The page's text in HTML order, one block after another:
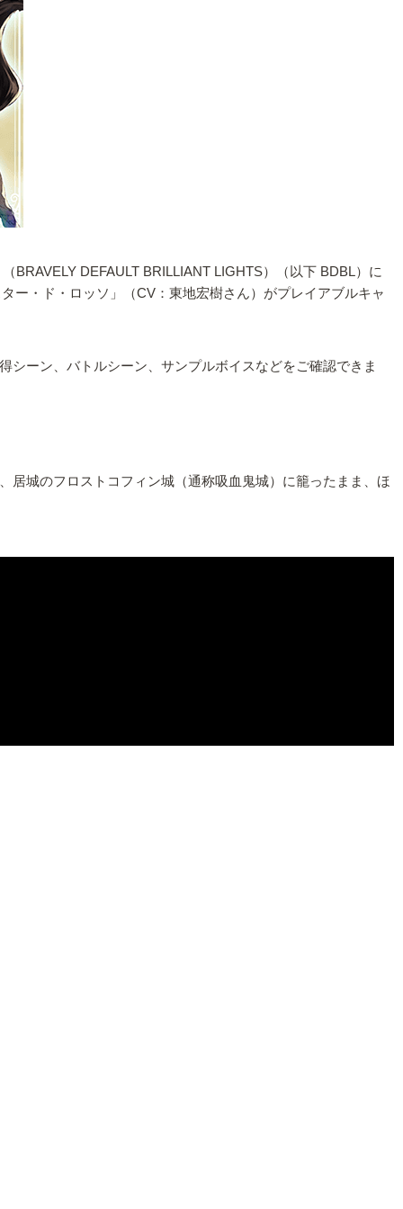
BRAVELY DEFAULT BRILLIANT LIGHTS）（以下 BDBL）に
ー・ド・ロッソ」（CV：東地宏樹さん）がプレイアブルキャ
シーン、バトルシーン、サンプルボイスなどをご確認できま
居城のフロストコフィン城（通称吸血鬼城）に籠ったまま、ほ